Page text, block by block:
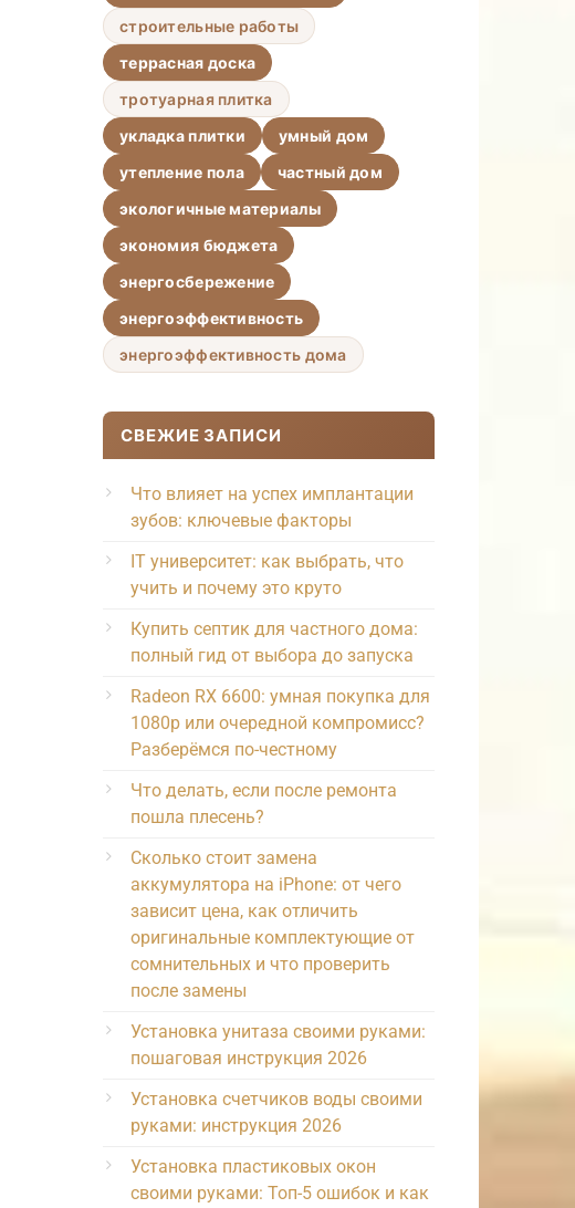
строительные работы
террасная доска
тротуарная плитка
укладка плитки
умный дом
утепление пола
частный дом
экологичные материалы
экономия бюджета
энергосбережение
энергоэффективность
энергоэффективность дома
СВЕЖИЕ ЗАПИСИ
Что влияет на успех имплантации
зубов: ключевые факторы
IT университет: как выбрать, что
учить и почему это круто
Купить септик для частного дома:
полный гид от выбора до запуска
Radeon RX 6600: умная покупка для
1080p или очередной компромисс?
Разберёмся по-честному
Что делать, если после ремонта
пошла плесень?
Сколько стоит замена
аккумулятора на iPhone: от чего
зависит цена, как отличить
оригинальные комплектующие от
сомнительных и что проверить
после замены
Установка унитаза своими руками:
пошаговая инструкция 2026
Установка счетчиков воды своими
руками: инструкция 2026
Установка пластиковых окон
своими руками: Топ-5 ошибок и как